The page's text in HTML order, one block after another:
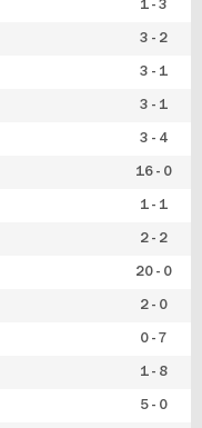
1 - 3
3 - 2
3 - 1
3 - 1
3 - 4
16 - 0
1 - 1
2 - 2
20 - 0
2 - 0
0 - 7
1 - 8
5 - 0